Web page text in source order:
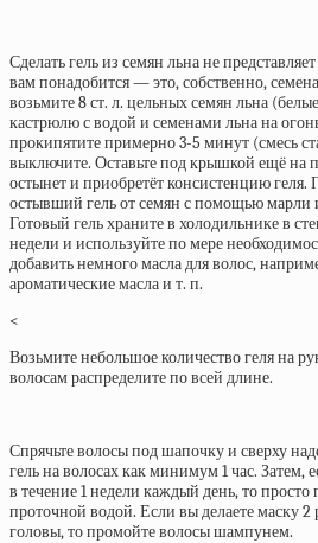
Сделать гель из семян льна не
вам понадобится — это, собственно,
возьмите 8 ст. л. цельных семян льна
кастрюлю с водой и семенами льна на
прокипятите примерно 3-5 минут (смесь
выключите. Оставьте под крышкой ещё на
остынет и приобретёт консистенцию
остывший гель от семян с помощью
Готовый гель храните в холодильнике в
недели и используйте по мере
добавить немного масла для волос,
ароматические масла и т. п.
<
Возьмите небольшое количество геля на
волосам распределите по всей длине.
Спрячьте волосы под шапочку и сверху
гель на волосах как минимум 1 час. Затем,
в течение 1 недели каждый день, то
проточной водой. Если вы делаете маску
головы, то промойте волосы шампунем.